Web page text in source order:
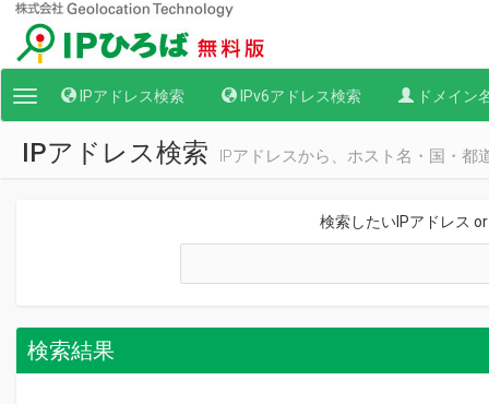
Toggle
navigation
IPアドレス検索 IPv6アドレス検索 ドメイン
IPアドレス検索 IPアドレスから、ホスト名・国・都
検索したいIPアドレス
検索結果